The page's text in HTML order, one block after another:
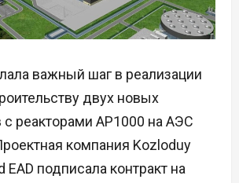
важный шаг в реализации
двух новых
с реакторами AP1000 на АЭС
компания Kozloduy
EAD подписала контракт на